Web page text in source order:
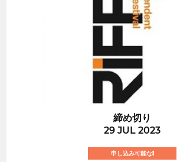
締め切り
29 JUL 2023
申し込み可能な!